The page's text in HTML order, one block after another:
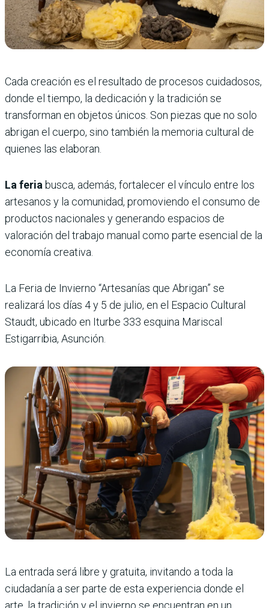
Cada creación es el resultado de procesos cuidadosos,
donde el tiempo, la dedicación y la tradición se
transforman en objetos únicos. Son piezas que no solo
abrigan el cuerpo, sino también la memoria cultural de
quienes las elaboran.
La feria busca, además, fortalecer el vínculo entre los
artesanos y la comunidad, promoviendo el consumo de
productos nacionales y generando espacios de
valoración del trabajo manual como parte esencial de la
economía creativa.
La Feria de Invierno “Artesanías que Abrigan” se
realizará los días 4 y 5 de julio, en el Espacio Cultural
Staudt, ubicado en Iturbe 333 esquina Mariscal
Estigarribia, Asunción.
La entrada será libre y gratuita, invitando a toda la
ciudadanía a ser parte de esta experiencia donde el